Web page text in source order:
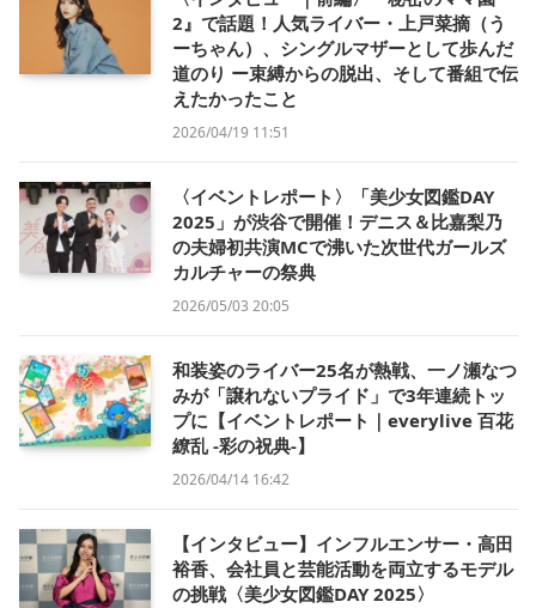
2』で話題！人気ライバー・上戸菜摘（う
ーちゃん）、シングルマザーとして歩んだ
道のり ー束縛からの脱出、そして番組で伝
えたかったこと
2026/04/19 11:51
〈イベントレポート〉「美少女図鑑DAY
2025」が渋谷で開催！デニス＆比嘉梨乃
の夫婦初共演MCで沸いた次世代ガールズ
カルチャーの祭典
2026/05/03 20:05
和装姿のライバー25名が熱戦、一ノ瀬なつ
みが「譲れないプライド」で3年連続トッ
プに【イベントレポート｜everylive 百花
繚乱 -彩の祝典-】
2026/04/14 16:42
【インタビュー】インフルエンサー・高田
裕香、会社員と芸能活動を両立するモデル
の挑戦〈美少女図鑑DAY 2025〉